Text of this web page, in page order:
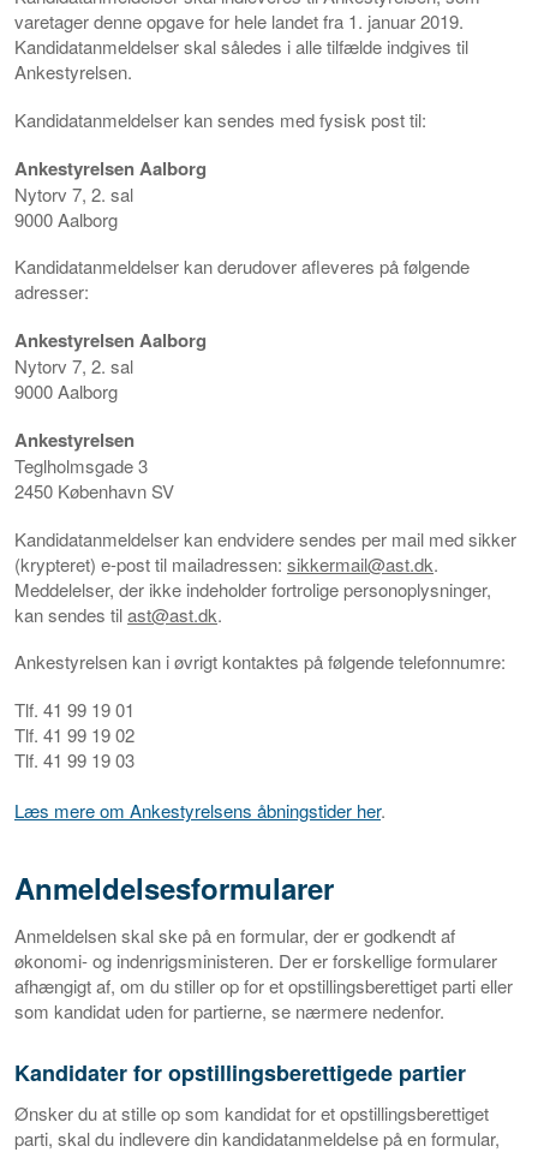
varetager denne opgave for hele landet fra 1. januar 2019.
Kandidatanmeldelser skal således i alle tilfælde indgives til
Ankestyrelsen.
Kandidatanmeldelser kan sendes med fysisk post til:
Ankestyrelsen Aalborg
Nytorv 7, 2. sal
9000 Aalborg
Kandidatanmeldelser kan derudover afleveres på følgende
adresser:
Ankestyrelsen Aalborg
Nytorv 7, 2. sal
9000 Aalborg
Ankestyrelsen
Teglholmsgade 3
2450 København SV
Kandidatanmeldelser kan endvidere sendes per mail med sikker
(krypteret) e-post til mailadressen: sikkermail@ast.dk.
Meddelelser, der ikke indeholder fortrolige personoplysninger,
kan sendes tilast@ast.dk.
Ankestyrelsen kan i øvrigt kontaktes på følgende telefonnumre:
Tlf. 41 99 19 01
Tlf. 41 99 19 02
Tlf. 41 99 19 03
Læs mere om Ankestyrelsens åbningstider her.
Anmeldelsesformularer
Anmeldelsen skal ske på en formular, der er godkendt af
økonomi- og indenrigsministeren. Der er forskellige formularer
afhængigt af, om du stiller op for et opstillingsberettiget parti eller
som kandidat uden for partierne, se nærmere nedenfor.
Kandidater for opstillingsberettigede partier
Ønsker du at stille op som kandidat for et opstillingsberettiget
parti, skal du indlevere din kandidatanmeldelse på en formular,